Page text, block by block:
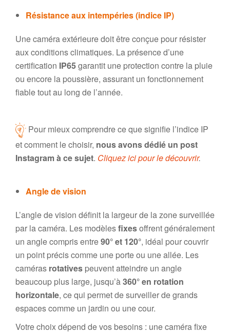
Résistance aux intempéries (indice IP)
Une caméra extérieure doit être conçue pour résister
aux conditions climatiques. La présence d’une
certification IP65garantit une protection contre la pluie
ou encore la poussière, assurant un fonctionnement
fiable tout au long de l’année.
Pour mieux comprendre ce que signifie l’indice IP
et comment le choisir, nous avons dédié un post
Instagram à ce sujet. Cliquez ici pour le découvrir.
Angle de vision
L’angle de vision définit la largeur de la zone surveillée
par la caméra. Les modèlesfixesoffrent généralement
un angle compris entre90° et 120°, idéal pour couvrir
un point précis comme une porte ou une allée. Les
caméras rotatives peuvent atteindre un angle
beaucoup plus large, jusqu’à360° en rotation
horizontale, ce qui permet de surveiller de grands
espaces comme un jardin ou une cour.
Votre choix dépend de vos besoins : une caméra fixe